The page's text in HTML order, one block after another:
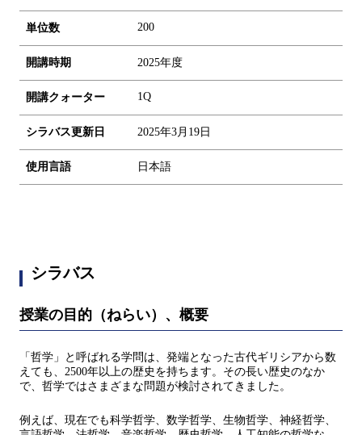
単位数 200
開講時期 2025年度
開講クォーター 1Q
シラバス更新日 2025年3月19日
使用言語 日本語
シラバス
授業の目的（ねらい）、概要
「哲学」と呼ばれる学問は、発端となった古代ギリシアから数
えても、2500年以上の歴史を持ちます。その長い歴史のなか
で、哲学ではさまざまな問題が検討されてきました。
例えば、現在でも科学哲学、数学哲学、生物哲学、神経哲学、